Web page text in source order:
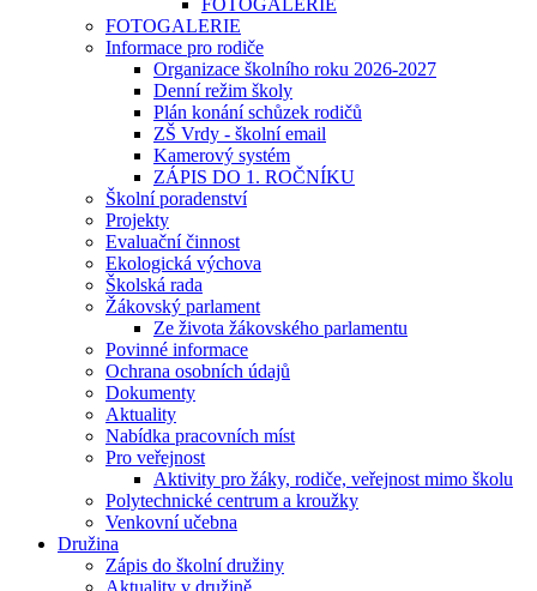
FOTOGALERIE
FOTOGALERIE
Informace pro rodiče
Organizace školního roku 2026-2027
Denní režim školy
Plán konání schůzek rodičů
ZŠ Vrdy - školní email
Kamerový systém
ZÁPIS DO 1. ROČNÍKU
Školní poradenství
Projekty
Evaluační činnost
Ekologická výchova
Školská rada
Žákovský parlament
Ze života žákovského parlamentu
Povinné informace
Ochrana osobních údajů
Dokumenty
Aktuality
Nabídka pracovních míst
Pro veřejnost
Aktivity pro žáky, rodiče, veřejnost mimo školu
Polytechnické centrum a kroužky
Venkovní učebna
Družina
Zápis do školní družiny
Aktuality v družině